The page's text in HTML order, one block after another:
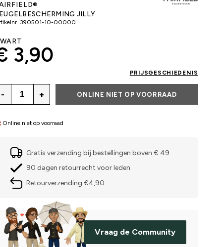
JILLY
390501-10-00000
3,90
PRIJSGESCHIEDENIS
- + ONLINE NIET OP VOORRAAD
Online niet op voorraad
Gratis verzending bij bestellingen boven € 49
90 dagen retourrecht voor leden
Retourverzending €4,90
Vraag de Community